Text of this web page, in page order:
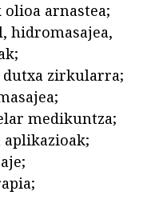
arnastea;
hidromasajea,
dutxa zirkularra;
medikuntza;